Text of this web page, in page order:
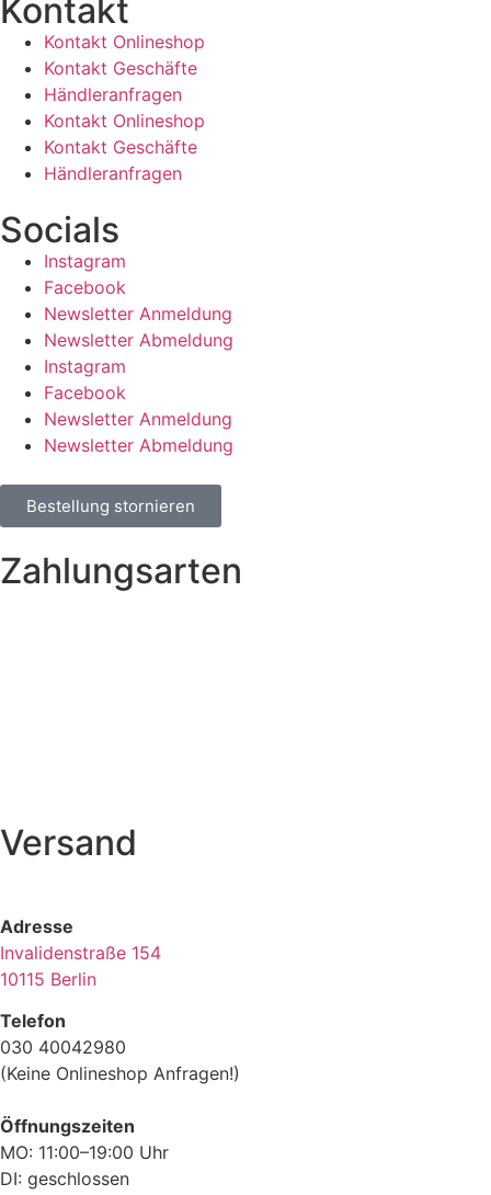
Kontakt​
Kontakt Onlineshop
Kontakt Geschäfte
Händleranfragen
Kontakt Onlineshop
Kontakt Geschäfte
Händleranfragen
Socials
Instagram
Facebook
Newsletter Anmeldung
Newsletter Abmeldung
Instagram
Facebook
Newsletter Anmeldung
Newsletter Abmeldung
Bestellung stornieren
Zahlungsarten
Versand
Adresse
Invalidenstraße 154
10115 Berlin
Telefon
030 40042980
(Keine Onlineshop Anfragen!)
Öffnungszeiten
MO: 11:00–19:00 Uhr
DI: geschlossen